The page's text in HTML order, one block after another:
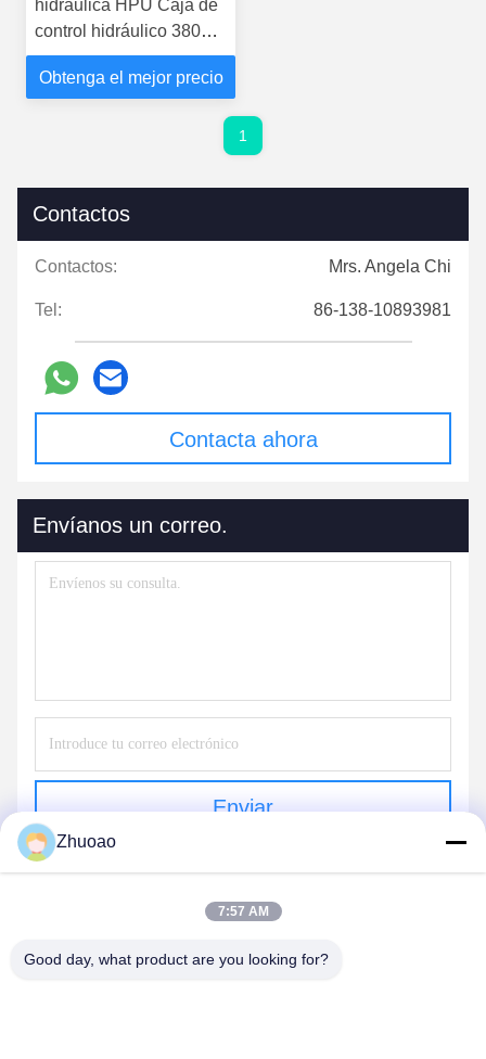
hidráulica HPU Caja de
control hidráulico 380V
Trifase 50/60Hz PLC
integrado
Obtenga el mejor precio
1
Contactos
Contactos: Mrs. Angela Chi
Tel: 86-138-10893981
Contacta ahora
Envíanos un correo.
Enviar
Zhuoao
7:57 AM
Good day, what product are you looking for?